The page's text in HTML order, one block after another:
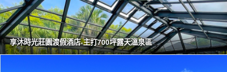
享沐時光莊園渡假酒店-主打700坪露天溫泉區